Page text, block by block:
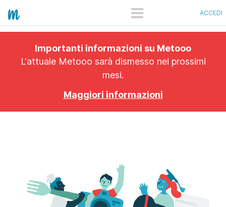
ACCEDI
Importanti informazioni su Metooo
L'attuale Metooo sarà dismesso nei prossimi
mesi.
Maggiori informazioni